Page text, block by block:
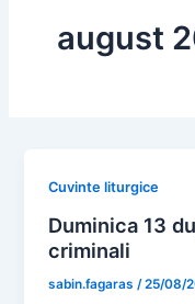
august
Cuvinte liturgice
Duminica 13
criminali
sabin.fagaras /25/08/